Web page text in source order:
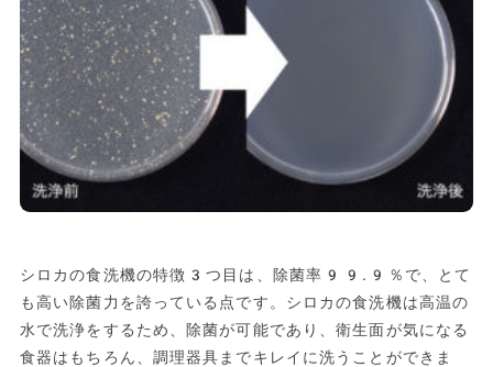
シロカの食洗機の特徴3つ目は、除菌率99.9％で、とて
も高い除菌力を誇っている点です。シロカの食洗機は高温の
水で洗浄をするため、除菌が可能であり、衛生面が気になる
食器はもちろん、調理器具までキレイに洗うことができま